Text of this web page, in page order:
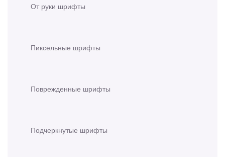
От руки шрифты
Пиксельные шрифты
Поврежденные шрифты
Подчеркнутые шрифты